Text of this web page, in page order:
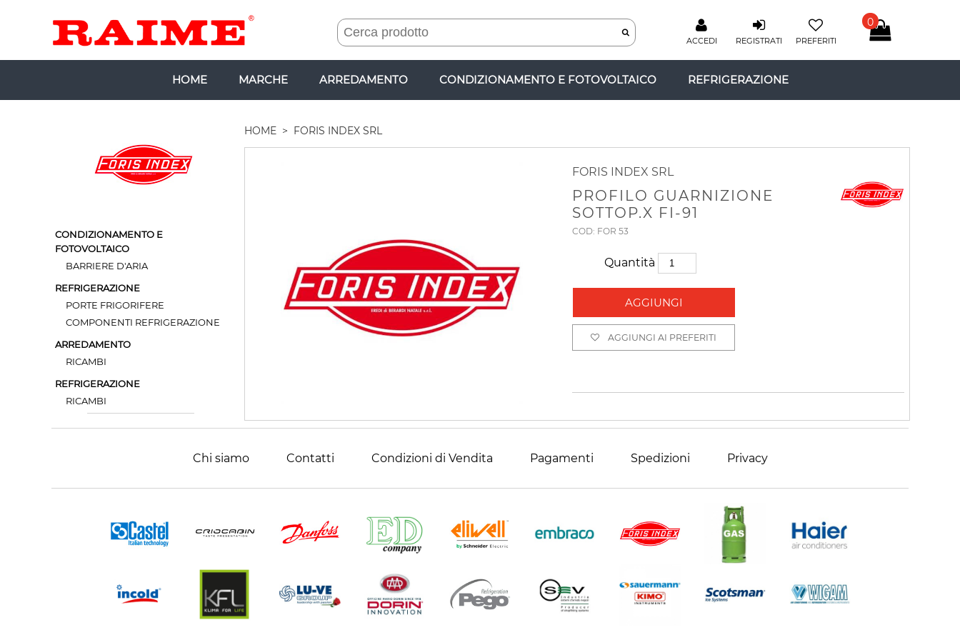
0
PREFERITI
REGISTRATI
ACCEDI
HOME MARCHE ARREDAMENTO CONDIZIONAMENTO E FOTOVOLTAICO REFRIGERAZIONE
CONDIZIONAMENTO E
FOTOVOLTAICO
BARRIERE D'ARIA
REFRIGERAZIONE
PORTE FRIGORIFERE
COMPONENTI REFRIGERAZIONE
ARREDAMENTO
RICAMBI
REFRIGERAZIONE
RICAMBI
HOME > FORIS INDEX SRL
FORIS INDEX SRL
PROFILO GUARNIZIONE
SOTTOP.X FI-91
COD: FOR 53
Quantità
AGGIUNGI
AGGIUNGI AI PREFERITI
Chi siamo Contatti Condizioni di Vendita Pagamenti Spedizioni Privacy